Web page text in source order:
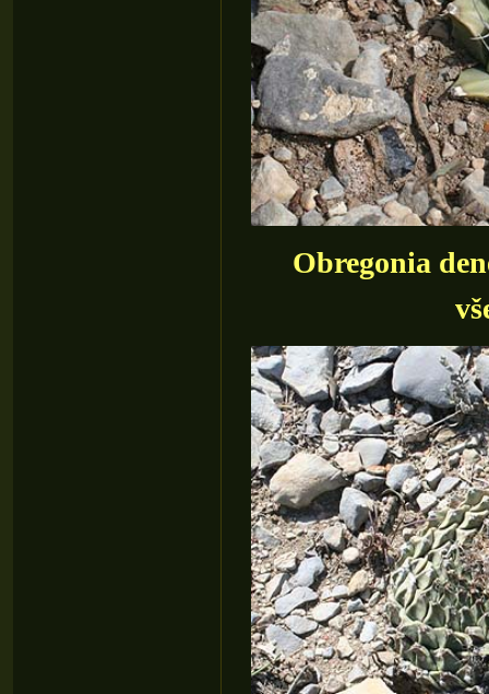
Obregonia